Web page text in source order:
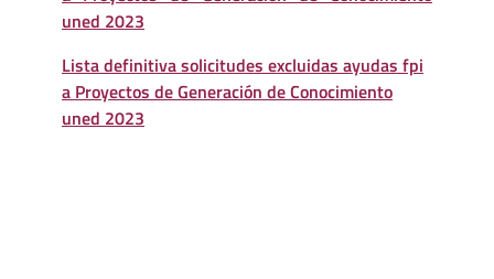
uned 2023
Lista definitiva solicitudes excluidas ayudas fpi
a Proyectos de Generación de Conocimiento
uned 2023